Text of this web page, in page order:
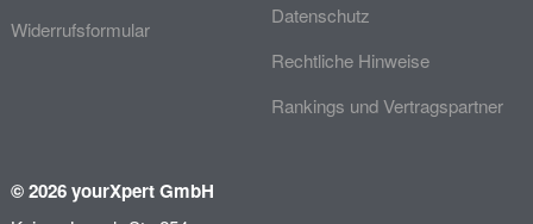
Widerrufsformular
Datenschutz
Rechtliche Hinweise
Rankings und Vertragspartner
© 2026 yourXpert GmbH